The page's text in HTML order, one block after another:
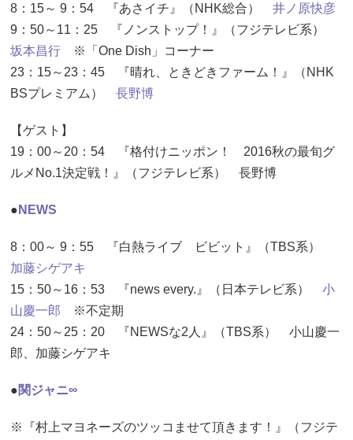
8：15～ 9：54 『あさイチ』（NHK総合） 井ノ原快彦
9：50～11：25 『ノンストップ！』（フジテレビ系）
坂本昌行 ※「One Dish」コーナー
23：15～23：45 『晴れ、ときどきファーム！』（NHK
BSプレミアム） 長野博
【ゲスト】
19：00～20：54 『格付けニッポン！ 2016秋の最旬グ
ルメNo.1決定戦！』（フジテレビ系） 長野博
● NEWS
8：00～ 9：55 『白熱ライブ ビビット』（TBS系）
加藤シゲアキ
15：50～16：53 『news every.』（日本テレビ系） 小
山慶一郎 ※不定期
24：50～25：20 『NEWSな2人』（TBS系） 小山慶一
郎、加藤シゲアキ
●関ジャニ∞
※『村上マヨネーズのツッコませて頂きます！』（フジテ